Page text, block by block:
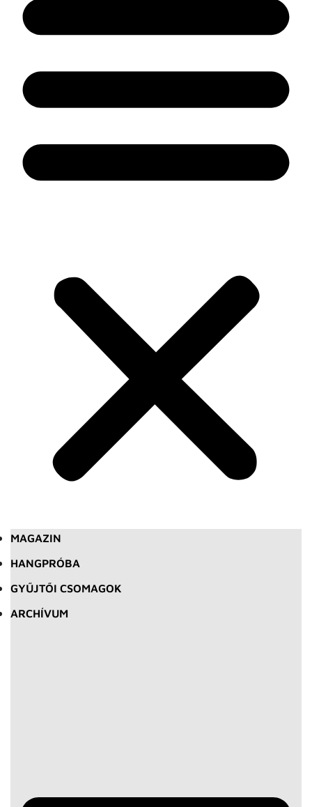
MAGAZIN
HANGPRÓBA
GYŰJTŐI CSOMAGOK
ARCHÍVUM